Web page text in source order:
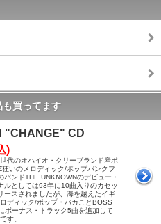
も買ってます
"CHANGE" CD
)
代のオハイオ・クリーブランド産ポ
狂いのメロディック/ポップパンクフ
バンドTHE UNKNOWNのデビュー・
ルとしては93年に10曲入りのカセッ
ースされましたが、海を越えたイギ
ディック/ポップ・バカことBOSS
ボーナス・トラック5曲を追加して
す。